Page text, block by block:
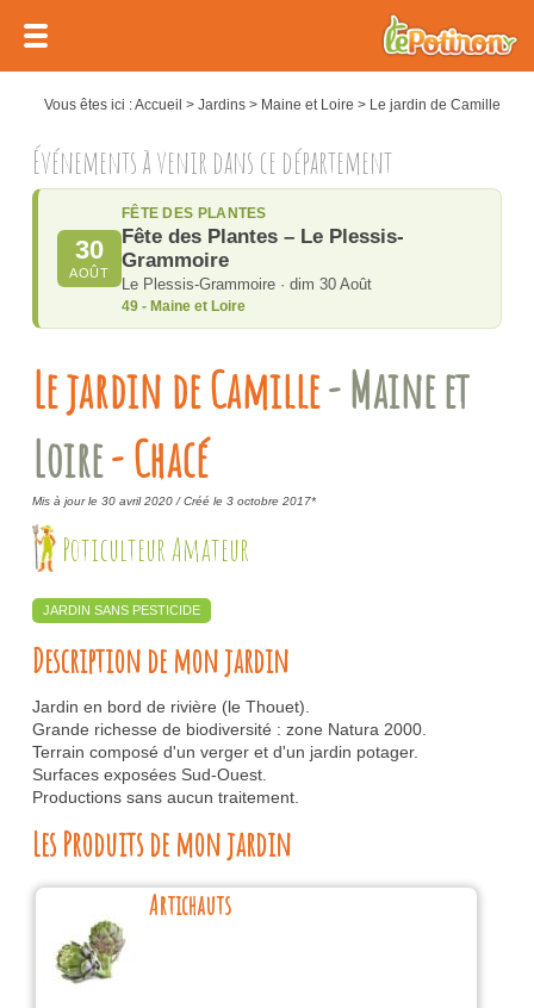
Vous êtes ici :Accueil > Jardins> Maine et Loire > Le jardin de Camille
Le jardin de Camille- Maine et
Loire- Chacé
Événements à venir dans ce département
30
AOÛT
FÊTE DES PLANTES
Fête des Plantes – Le Plessis-
Grammoire
Le Plessis-Grammoire · dim 30 Août
49 - Maine et Loire
Mis à jour le 30 avril 2020 /Créé le 3 octobre 2017*
Poticulteur Amateur
JARDIN SANS PESTICIDE
Description de mon jardin
Jardin en bord de rivière (le Thouet).
Grande richesse de biodiversité : zone Natura 2000.
Terrain composé d'un verger et d'un jardin potager.
Surfaces exposées Sud-Ouest.
Productions sans aucun traitement.
Les Produits de mon jardin
Artichauts